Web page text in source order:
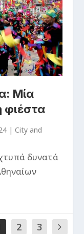
Μία
φιέστα
|City and
δυνατά
2 3